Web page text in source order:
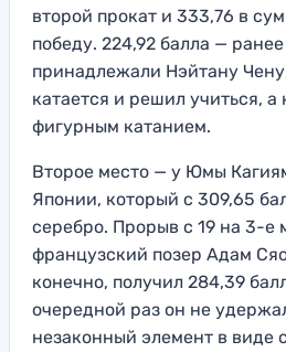
второй прокат и 333,76 в
победу. 224,92 балла —
принадлежали Нэйтану
катается и решил учиться, а
фигурным катанием.
Второе место — у Юмы
Японии, который с 309,65
серебро. Прорыв с 19 на 3-е
французский позер Адам
конечно, получил 284,39
очередной раз он не
незаконный элемент в виде